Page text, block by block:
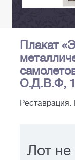
Плакат
О.Д.В.Ф,
Реставрация.
Лот не